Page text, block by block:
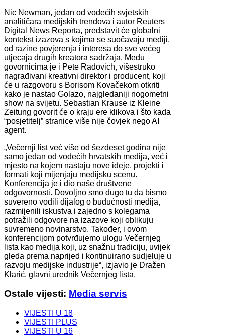
Nic Newman, jedan od vodećih svjetskih
analitičara medijskih trendova i autor Reuters
Digital News Reporta, predstavit će globalni
kontekst izazova s kojima se suočavaju mediji,
od razine povjerenja i interesa do sve većeg
utjecaja drugih kreatora sadržaja. Među
govornicima je i Pete Radovich, višestruko
nagrađivani kreativni direktor i producent, koji
će u razgovoru s Borisom Kovačekom otkriti
kako je nastao Golazo, najgledaniji nogometni
show na svijetu. Sebastian Krause iz Kleine
Zeitung govorit će o kraju ere klikova i što kada
“posjetitelj” stranice više nije čovjek nego AI
agent.
„Večernji list već više od šezdeset godina nije
samo jedan od vodećih hrvatskih medija, već i
mjesto na kojem nastaju nove ideje, projekti i
formati koji mijenjaju medijsku scenu.
Konferencija je i dio naše društvene
odgovornosti. Dovoljno smo dugo tu da bismo
suvereno vodili dijalog o budućnosti medija,
razmijenili iskustva i zajedno s kolegama
potražili odgovore na izazove koji oblikuju
suvremeno novinarstvo. Također, i ovom
konferencijom potvrđujemo ulogu Večernjeg
lista kao medija koji, uz snažnu tradiciju, uvijek
gleda prema naprijed i kontinuirano sudjeluje u
razvoju medijske industrije“, izjavio je Dražen
Klarić, glavni urednik Večernjeg lista.
Ostale vijesti: Media servis
VIJESTI U 18
VIJESTI PLUS
VIJESTI U 16